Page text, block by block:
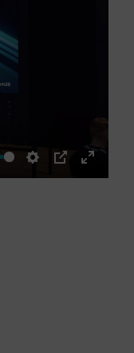
Settings
PIP
Enter